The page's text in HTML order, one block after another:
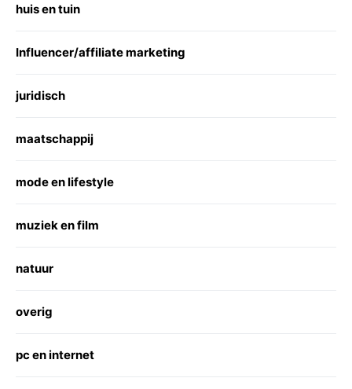
huis en tuin
Influencer/affiliate marketing
juridisch
maatschappij
mode en lifestyle
muziek en film
natuur
overig
pc en internet